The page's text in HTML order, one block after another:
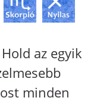
az egyik
minden